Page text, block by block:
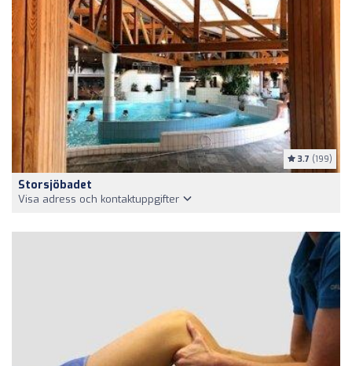
3.7 (199)
Storsjöbadet
Visa adress och kontaktuppgifter